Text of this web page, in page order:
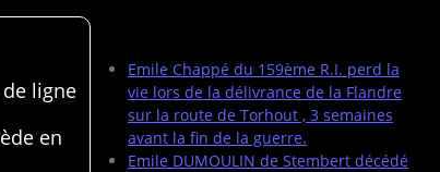
Emile Chappé du 159ème R.I. perd la
vie lors de la délivrance de la Flandre
sur la route de Torhout , 3 semaines
avant la fin de la guerre.
Emile DUMOULIN de Stembert décédé
de ligne
en